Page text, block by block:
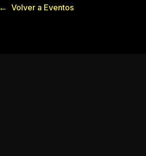
← Volver a Eventos